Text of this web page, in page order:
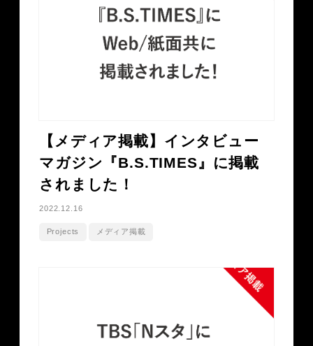
【メディア掲載】インタビュー
マガジン『B.S.TIMES』に掲載
されました！
2022.12.16
Projects メディア掲載